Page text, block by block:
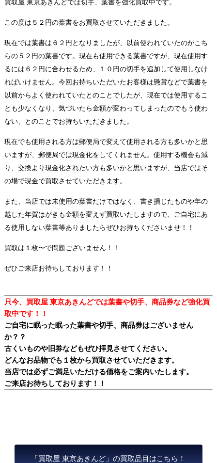
買取屋 東京あきんどでは切手、葉書を強化買取中です。
この度は５２円の葉書をお買取させていただきました。
現在では葉書は６２円となりましたが、以前使われていたのがこち
らの５２円の葉書です。現在も使用できる葉書ですが、現在使用す
るには６２円に合わせるため、１０円の切手を追加して使用しなけ
ればいけません。今回お持ちいただいたお客様は懸賞などで葉書を
以前からよく使われていたとのことでしたが、現在では使用するこ
とも少なくなり、気づいたら金額が変わってしまったのでもう使わ
ない、とのことでお持ちいただきました。
現在でも使用される方は郵便局で変えて使用される方も多いかと思
いますが、郵便局では現金化をしてくれません。使用する機会も減
り、交換より現金化されたい方も多いかと思いますが、当店ではそ
の場で現金で買取させていただきます。
また、当店では未使用の葉書だけではなく、書き損じたものや年の
越した年賀はがきも金額を変えず買取いたしますので、ご自宅にあ
る使用しない葉書等ありましたらぜひお持ちくださいませ！！
買取は１枚〜で問題ございません！！
ぜひご来店お待ちしております！！
只今、買取屋 東京あきんどでは葉書や切手、商品券など強化買
取中です！！
ご自宅に眠った眠った葉書や切手、商品券はございません
か？？
古くいものや旧券などもぜひ拝見させてください。
どんなお品物でも１枚から買取させていただきます。
当店では必ずご満足いただける価格をご案内いたします。
ご来店お待ちしております！！
「買取屋 東京あきんど」の買取品目はこちら！